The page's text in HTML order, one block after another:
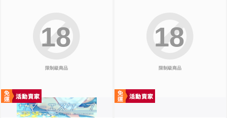
限制級商品
18
限制級商品
18